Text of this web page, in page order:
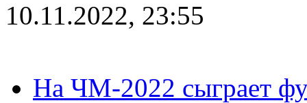
10.11.2022, 23:55
На ЧМ-2022 сыграет